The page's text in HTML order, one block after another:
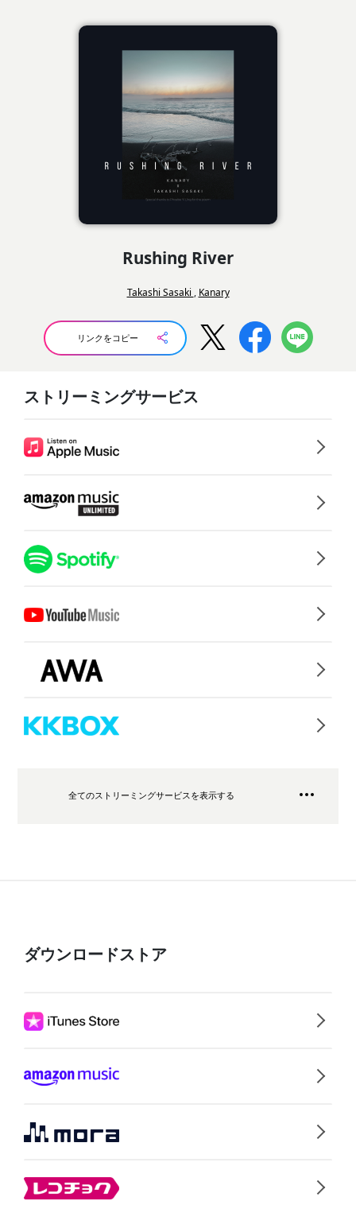
Rushing River
Takashi Sasaki , Kanary
リンクをコピー
ストリーミングサービス
全てのストリーミングサービスを表示する
ダウンロードストア